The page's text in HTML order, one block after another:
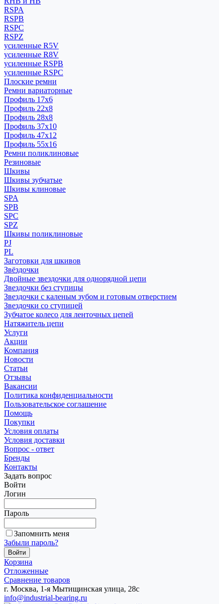
RSPA
RSPB
RSPC
RSPZ
усиленные R5V
усиленные R8V
усиленные RSPB
усиленные RSPC
Плоские ремни
Ремни вариаторные
Профиль 17x6
Профиль 22x8
Профиль 28x8
Профиль 37x10
Профиль 47x12
Профиль 55x16
Ремни поликлиновые
Резиновые
Шкивы
Шкивы зубчатые
Шкивы клиновые
SPA
SPB
SPC
SPZ
Шкивы поликлиновые
PJ
PL
Заготовки для шкивов
Звёздочки
Двойные звездочки для однорядной цепи
Звездочки без ступицы
Звездочки с каленым зубом и готовым отверстием
Звездочки со ступицей
Зубчатое колесо для ленточных цепей
Натяжитель цепи
Услуги
Акции
Компания
Новости
Статьи
Отзывы
Вакансии
Политика конфиденциальности
Пользовательское соглашение
Помощь
Покупки
Условия оплаты
Условия доставки
Вопрос - ответ
Бренды
Контакты
Задать вопрос
Войти
Логин
Пароль
Запомнить меня
Забыли пароль?
Корзина
Отложенные
Сравнение товаров
г. Москва, 1-я Мытищинская улица, 28с
info@industrial-bearing.ru